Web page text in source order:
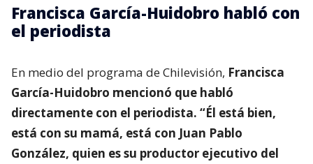
Francisca García-Huidobro habló con
el periodista
En medio del programa de Chilevisión, Francisca
García-Huidobro mencionó que habló
directamente con el periodista. “Él está bien,
está con su mamá, está con Juan Pablo
González, quien es su productor ejecutivo del